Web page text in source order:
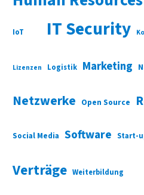
IoT IT Security
Lizenzen Logistik Marketing
Netzwerke Open Source
Social Media Software Start-
Verträge Weiterbildung